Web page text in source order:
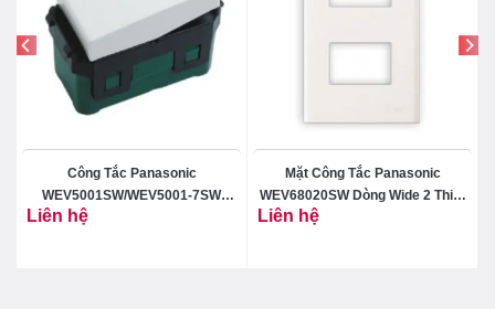
Công Tắc Panasonic
WEV5001SW/WEV5001-7SW
Dòng Wide 1 Chiều
Liên hệ
Mặt Công Tắc Panasonic
WEV68020SW Dòng Wide 2 Thiết
Liên hệ